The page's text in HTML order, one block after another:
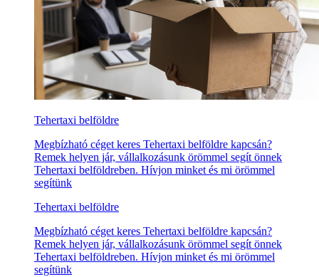
Tehertaxi belföldre
Megbízható céget keres Tehertaxi belföldre kapcsán?
Remek helyen jár, vállalkozásunk örömmel segít önnek
Tehertaxi belföldreben. Hívjon minket és mi örömmel
segítünk
Tehertaxi belföldre
Megbízható céget keres Tehertaxi belföldre kapcsán?
Remek helyen jár, vállalkozásunk örömmel segít önnek
Tehertaxi belföldreben. Hívjon minket és mi örömmel
segítünk